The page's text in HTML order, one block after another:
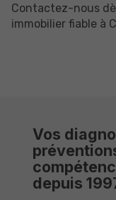
Contactez-nous
immobilier fiable à
Vos
depuis